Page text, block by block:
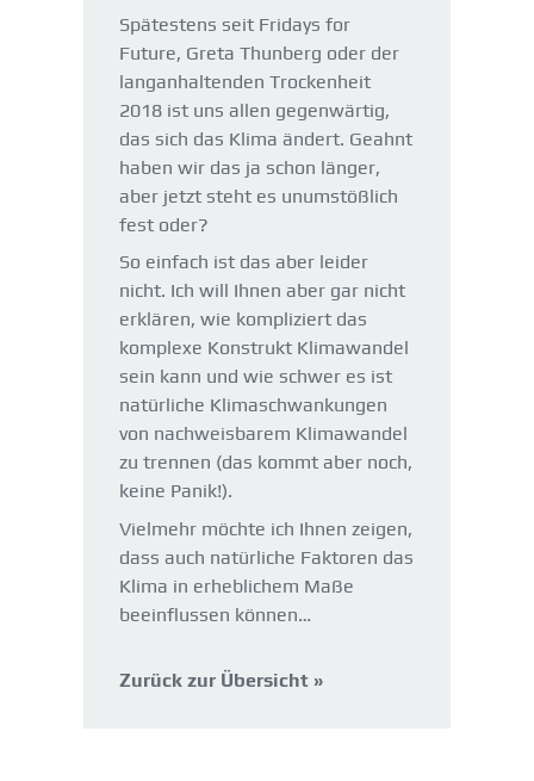
Spätestens seit Fridays for
Future, Greta Thunberg oder der
langanhaltenden Trockenheit
2018 ist uns allen gegenwärtig,
das sich das Klima ändert. Geahnt
haben wir das ja schon länger,
aber jetzt steht es unumstößlich
fest oder?
So einfach ist das aber leider
nicht. Ich will Ihnen aber gar nicht
erklären, wie kompliziert das
komplexe Konstrukt Klimawandel
sein kann und wie schwer es ist
natürliche Klimaschwankungen
von nachweisbarem Klimawandel
zu trennen (das kommt aber noch,
keine Panik!).
Vielmehr möchte ich Ihnen zeigen,
dass auch natürliche Faktoren das
Klima in erheblichem Maße
beeinflussen können…
Zurück zur Übersicht »